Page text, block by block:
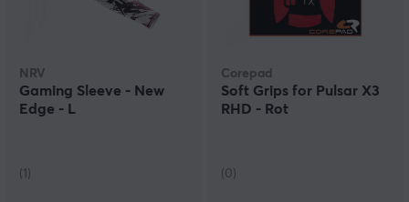
NRV
Gaming Sleeve - New
Edge - L
(1)
Corepad
Soft Grips for Pulsar X3
RHD - Rot
(0)